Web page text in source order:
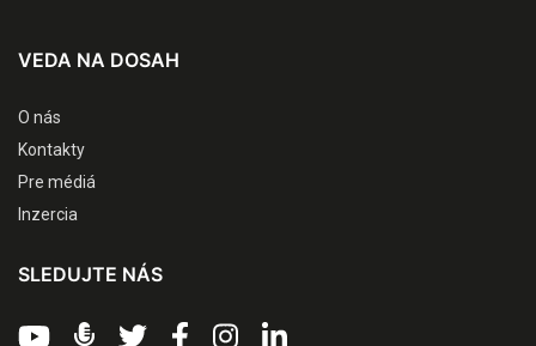
VEDA NA DOSAH
O nás
Kontakty
Pre médiá
Inzercia
SLEDUJTE NÁS